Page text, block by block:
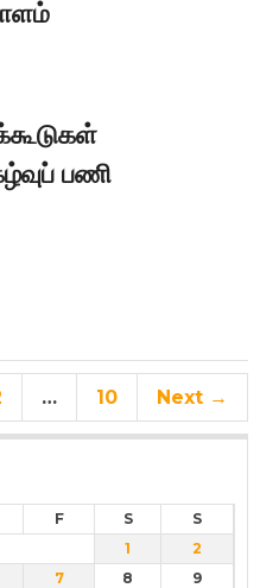
பணி
… 10 Next →
F S S
1
2
7 8
9